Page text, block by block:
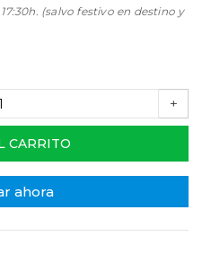
(salvo festivo en destino y
+
CARRITO
ahora